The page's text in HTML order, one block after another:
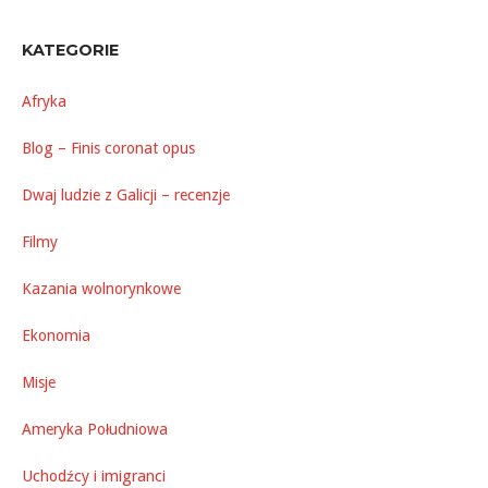
KATEGORIE
Afryka
Blog – Finis coronat opus
Dwaj ludzie z Galicji – recenzje
Filmy
Kazania wolnorynkowe
Ekonomia
Misje
Ameryka Południowa
Uchodźcy i imigranci